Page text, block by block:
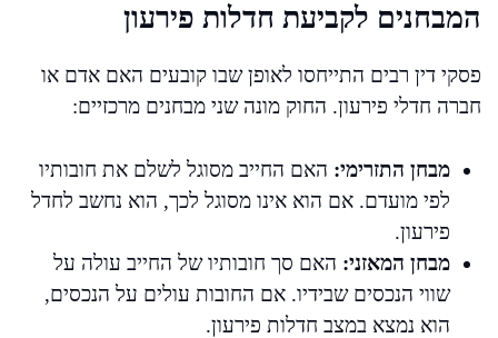
המבחנים לקביעת חדלות פירעון
פסקי דין רבים התייחסו לאופן שבו קובעים האם אדם או
חברה חדלי פירעון. החוק מונה שני מבחנים מרכזיים:
מבחן התזרימי: האם החייב מסוגל לשלם את חובותיו
לפי מועדם. אם הוא אינו מסוגל לכך, הוא נחשב לחדל
פירעון.
מבחן המאזני: האם סך חובותיו של החייב עולה על
שווי הנכסים שבידיו. אם החובות עולים על הנכסים,
הוא נמצא במצב חדלות פירעון.